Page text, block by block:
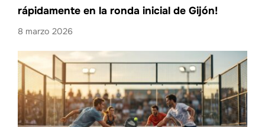
rápidamente en la ronda inicial de Gijón!
8 marzo 2026